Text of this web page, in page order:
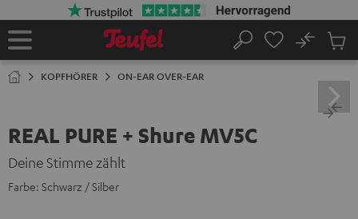
Startseite
Suche
No
KOPFHÖRER ON-EAR OVER-EAR
REAL PURE + Shure MV5C
Deine Stimme zählt
Farbe: Schwarz / Silber